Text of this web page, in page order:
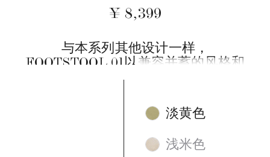
¥ 8,399
与本系列其他设计一样，
FOOTSTOOL 01以兼容并蓄的风格和
多样功能脱颖而出。既可装点房间，也
脚凳采用松木框架，加装豪华填充物和
弹簧，填充物混合羽绒和泡绵材质。以
耐久为宗旨。
淡黄色
浅米色